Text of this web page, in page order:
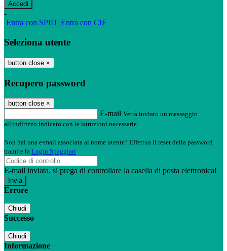
-
Entra con SPID Entra con CIE
Seleziona utente
button close ×
Recupero password
button close ×
E-mail Verrà inviato un messaggio
all'indirizzo indicato con le istruzioni necessarie.
Non hai una e-mail associata al nome utente? Effettua il reset della password
tramite la Login Spaggiari
E-mail inviata, si prega di controllare la casella di posta elettronica!
Errore
Chiudi
Successo
Chiudi
Informazione